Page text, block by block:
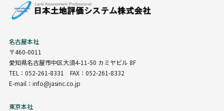
名古屋本社
〒460-0011
愛知県名古屋市中区大須4-11-50 カミヤビル 8F
TEL：052-261-8331 FAX：052-261-8332
E-mail：info@jasinc.co.jp
東京本社